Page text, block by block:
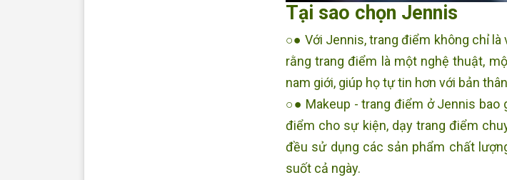
Tại sao chọn Jennis
○● Với Jennis, trang điểm không chỉ
rằng trang điểm là một nghệ thuật,
nam giới, giúp họ tự tin hơn với bản
○● Makeup - trang điểm ở Jennis bao
điểm cho sự kiện, dạy trang điểm
đều sử dụng các sản phẩm chất
suốt cả ngày.